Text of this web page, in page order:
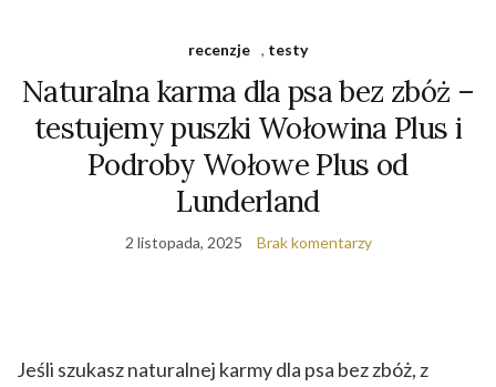
recenzje , testy
Naturalna karma dla psa bez zbóż –
testujemy puszki Wołowina Plus i
Podroby Wołowe Plus od
Lunderland
2 listopada, 2025 Brak komentarzy
Jeśli szukasz naturalnej karmy dla psa bez zbóż, z